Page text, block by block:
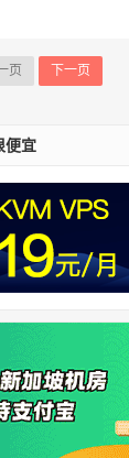
页 下一页
便宜